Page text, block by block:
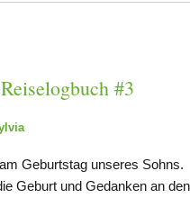
#3
Geburtstag unseres Sohns.
Geburt und Gedanken an